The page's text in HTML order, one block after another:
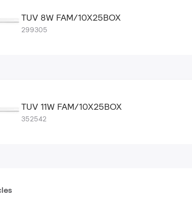
TUV 8W FAM/10X25BOX
299305
TUV 11W FAM/10X25BOX
352542